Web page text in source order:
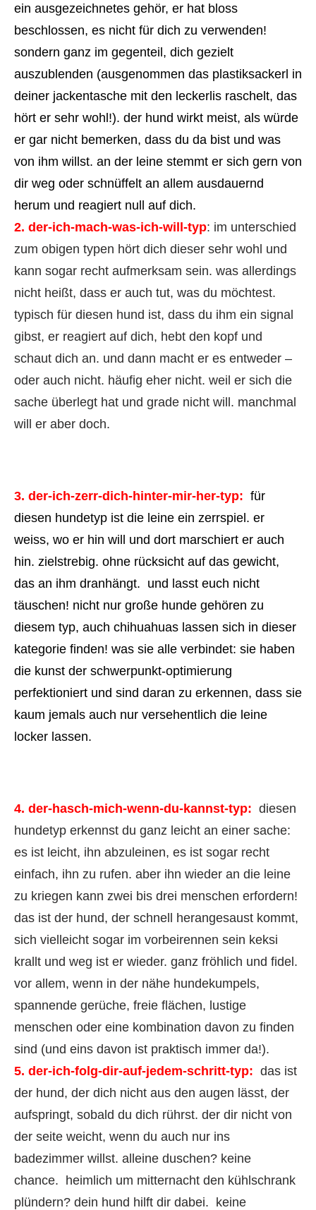
ein ausgezeichnetes gehör, er hat bloss
beschlossen, es nicht für dich zu verwenden!
sondern ganz im gegenteil, dich gezielt
auszublenden (ausgenommen das plastiksackerl in
deiner jackentasche mit den leckerlis raschelt, das
hört er sehr wohl!). der hund wirkt meist, als würde
er gar nicht bemerken, dass du da bist und was
von ihm willst. an der leine stemmt er sich gern von
dir weg oder schnüffelt an allem ausdauernd
herum und reagiert null auf dich.
2. der-ich-mach-was-ich-will-typ: im unterschied
zum obigen typen hört dich dieser sehr wohl und
kann sogar recht aufmerksam sein. was allerdings
nicht heißt, dass er auch tut, was du möchtest.
typisch für diesen hund ist, dass du ihm ein signal
gibst, er reagiert auf dich, hebt den kopf und
schaut dich an. und dann macht er es entweder –
oder auch nicht. häufig eher nicht. weil er sich die
sache überlegt hat und grade nicht will. manchmal
will er aber doch.
3. der-ich-zerr-dich-hinter-mir-her-typ: für
diesen hundetyp ist die leine ein zerrspiel. er
weiss, wo er hin will und dort marschiert er auch
hin. zielstrebig. ohne rücksicht auf das gewicht,
das an ihm dranhängt. und lasst euch nicht
täuschen! nicht nur große hunde gehören zu
diesem typ, auch chihuahuas lassen sich in dieser
kategorie finden! was sie alle verbindet: sie haben
die kunst der schwerpunkt-optimierung
perfektioniert und sind daran zu erkennen, dass sie
kaum jemals auch nur versehentlich die leine
locker lassen.
4. der-hasch-mich-wenn-du-kannst-typ: diesen
hundetyp erkennst du ganz leicht an einer sache:
es ist leicht, ihn abzuleinen, es ist sogar recht
einfach, ihn zu rufen. aber ihn wieder an die leine
zu kriegen kann zwei bis drei menschen erfordern!
das ist der hund, der schnell herangesaust kommt,
sich vielleicht sogar im vorbeirennen sein keksi
krallt und weg ist er wieder. ganz fröhlich und fidel.
vor allem, wenn in der nähe hundekumpels,
spannende gerüche, freie flächen, lustige
menschen oder eine kombination davon zu finden
sind (und eins davon ist praktisch immer da!).
5. der-ich-folg-dir-auf-jedem-schritt-typ: das ist
der hund, der dich nicht aus den augen lässt, der
aufspringt, sobald du dich rührst. der dir nicht von
der seite weicht, wenn du auch nur ins
badezimmer willst. alleine duschen? keine
chance. heimlich um mitternacht den kühlschrank
plündern? dein hund hilft dir dabei. keine